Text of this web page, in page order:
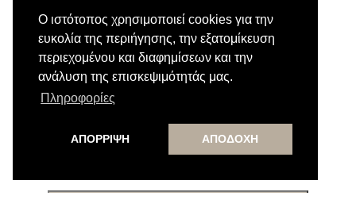
Ο ιστότοπος χρησιμοποιεί cookies για την
ευκολία της περιήγησης, την εξατομίκευση
περιεχομένου και διαφημίσεων και την
ανάλυση της επισκεψιμότητάς μας.
Πληροφορίες
ΑΠΟΡΡΙΨΗ ΑΠΟΔΟΧΗ
Εγγραφή στο Newsletter
Κάνε εγγραφή στο newsletter μας για να